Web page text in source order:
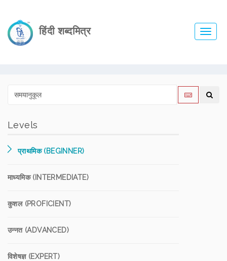
हिंदी शब्दमित्र
Levels
प्राथमिक (BEGINNER)
माध्यमिक (INTERMEDIATE)
कुशल (PROFICIENT)
उन्नत (ADVANCED)
विशेषज्ञ (EXPERT)